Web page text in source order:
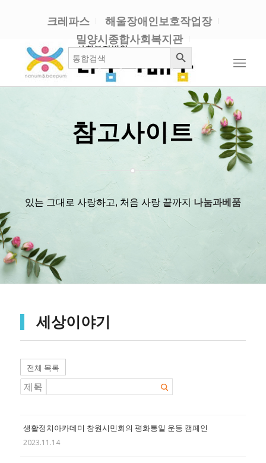
크레파스
해울장애인보호작업장
밀양시종합사회복지관
검 검색 버튼
참고사이트
있는 그대로 사랑하고, 처음 사랑 끝까지 나눔과베품
세상이야기
전체 목록
생활정치아카데미 창원시민회의 평화통일 운동 캠페인
2023.11.14